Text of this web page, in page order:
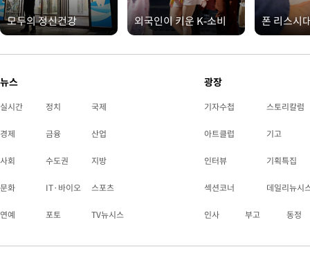
모두의 정신건강 외국인이 키운 K-소비 폰 리스시
뉴스
실시간 정치 국제
경제 금융 산업
사회 수도권 지방
문화 IT·바이오 스포츠
연예 포토 TV뉴시스
광장
기자수첩 스토리칼럼
아트클럽 기고
인터뷰 기획특집
섹션코너 데일리뉴시
인사 부고 동정